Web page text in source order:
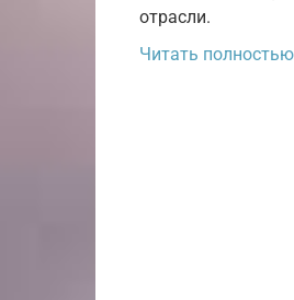
отрасли.
Читать полностью